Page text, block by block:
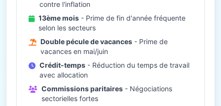
contre l'inflation
13ème mois - Prime de fin d'année fréquente
selon les secteurs
Double pécule de vacances - Prime de
vacances en mai/juin
Crédit-temps - Réduction du temps de travail
avec allocation
Commissions paritaires - Négociations
sectorielles fortes